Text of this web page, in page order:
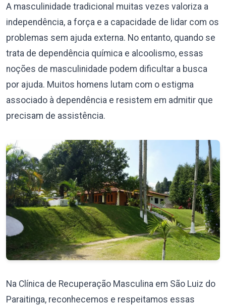
A masculinidade tradicional muitas vezes valoriza a
independência, a força e a capacidade de lidar com os
problemas sem ajuda externa. No entanto, quando se
trata de dependência química e alcoolismo, essas
noções de masculinidade podem dificultar a busca
por ajuda. Muitos homens lutam com o estigma
associado à dependência e resistem em admitir que
precisam de assistência.
Na Clínica de Recuperação Masculina em São Luiz do
Paraitinga, reconhecemos e respeitamos essas